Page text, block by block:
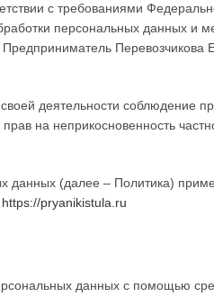
с требованиями
персональных данных и
Перевозчикова
деятельности соблюдение
на неприкосновенность
данных (далее – Политика)
https://pryanikistula.ru
данных с помощью